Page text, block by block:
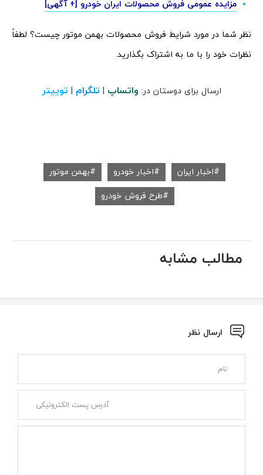
مزایده عمومی فروش محصولات ایران خودرو [+ آگهی]
نظر شما در مورد شرایط فروش محصولات بهمن موتور چیست؟ لطفاً
نظرات خود را با ما به اشتراک بگذارید.
ارسال برای دوستان در: واتساپ | تلگرام | توییتر
اخبار ایران اخبار خودرو
بهمن موتور
طرح فروش خودرو
مطالب مشابه
ارسال نظر